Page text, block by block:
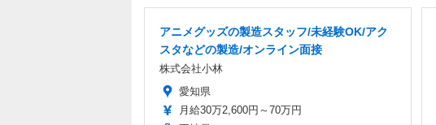
アニメグッズの製造スタッフ/未経験OK/アク
スタなどの製造/オンライン面接
株式会社小林
愛知県
月給30万2,600円～70万円